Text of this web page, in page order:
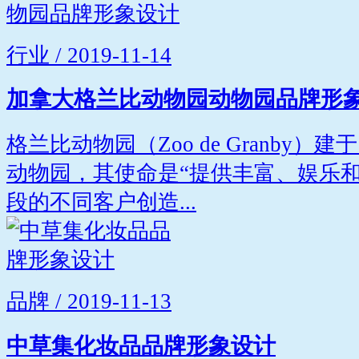
行业 / 2019-11-14
加拿大格兰比动物园动物园品牌形
格兰比动物园（Zoo de Granby）建
动物园，其使命是“提供丰富、娱乐
段的不同客户创造...
品牌 / 2019-11-13
中草集化妆品品牌形象设计